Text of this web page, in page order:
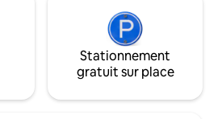
Stationnement
gratuit sur place